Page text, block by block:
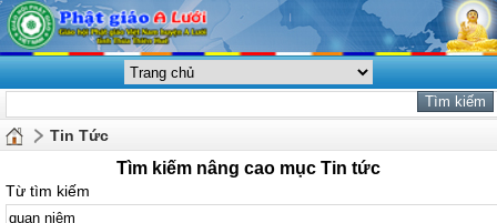
Tin Tức
Tìm kiếm nâng cao mục Tin tức
Từ tìm kiếm